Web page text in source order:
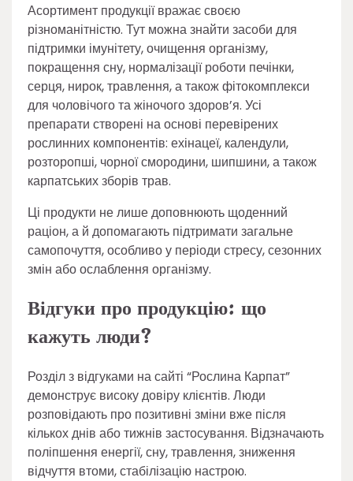
Асортимент продукції вражає своєю
різноманітністю. Тут можна знайти засоби для
підтримки імунітету, очищення організму,
покращення сну, нормалізації роботи печінки,
серця, нирок, травлення, а також фітокомплекси
для чоловічого та жіночого здоров’я. Усі
препарати створені на основі перевірених
рослинних компонентів: ехінацеї, календули,
розторопші, чорної смородини, шипшини, а також
карпатських зборів трав.
Ці продукти не лише доповнюють щоденний
раціон, а й допомагають підтримати загальне
самопочуття, особливо у періоди стресу, сезонних
змін або ослаблення організму.
Відгуки про продукцію: що
кажуть люди?
Розділ з відгуками на сайті “Рослина Карпат”
демонструє високу довіру клієнтів. Люди
розповідають про позитивні зміни вже після
кількох днів або тижнів застосування. Відзначають
поліпшення енергії, сну, травлення, зниження
відчуття втоми, стабілізацію настрою.